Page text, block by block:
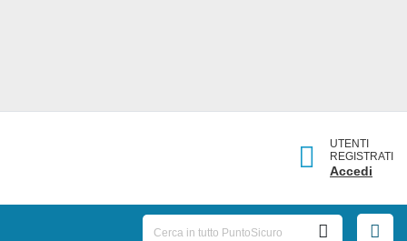
UTENTI
REGISTRATI
Accedi